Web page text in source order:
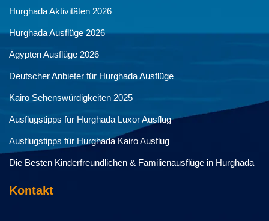
Hurghada Aktivitäten 2026
Hurghada Ausflüge 2026
Ägypten Ausflüge 2026
Deutscher Anbieter für Hurghada Ausflüge
Kairo Sehenswürdigkeiten 2025
Ausflugstipps für Hurghada Luxor Ausflug
Ausflugstipps für Hurghada Kairo Ausflug
Die Besten Kinderfreundlichen & Familienausflüge in Hurghada
Kontakt